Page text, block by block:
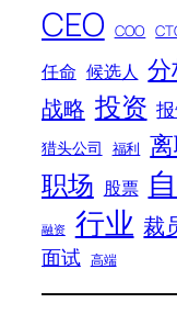
CEO COO
任命 候选人
战略 投资
猎头公司 福利
职场 股票
融资 行业 裁
面试 高端